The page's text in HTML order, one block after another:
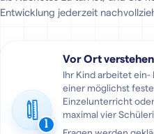
Entwicklung jederzeit
1
Vor Ort verstehen
Ihr Kind arbeitet
einer möglichst
Einzelunterricht
maximal vier